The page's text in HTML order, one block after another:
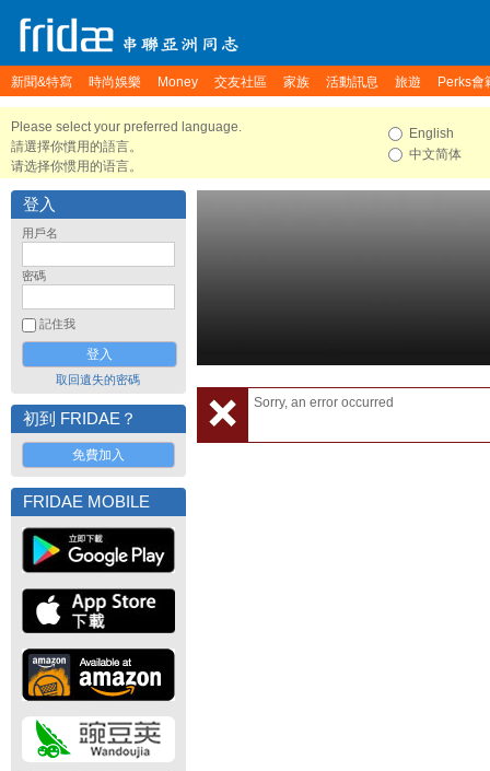
新聞&特寫 時尚娛樂 Money 交友社區 家族 活動訊息 旅遊 Perks會
Please select your preferred language.
請選擇你慣用的語言。
请选择你惯用的语言。
English
中文简体
登入
用戶名
密碼
記住我
取回遺失的密碼
初到 FRIDAE？
免費加入
FRIDAE MOBILE
Sorry, an error occurred